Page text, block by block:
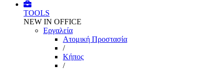
TOOLS
NEW IN OFFICE
Εργαλεία
Aτομική Προστασία
/
Kήπος
/